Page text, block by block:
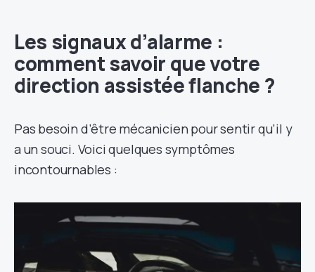
Les signaux d’alarme :
comment savoir que votre
direction assistée flanche ?
Pas besoin d’être mécanicien pour sentir qu’il y
a un souci. Voici quelques symptômes
incontournables :